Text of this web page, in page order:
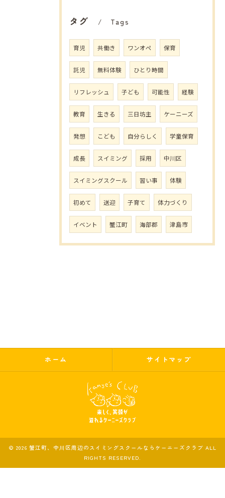
タグ Tags
育児 共働き ワンオペ 保育
託児 無料体験 ひとり時間
リフレッシュ 子ども 可能性 経験
教育 生きる 三日坊主 ケーニーズ
発想 こども 自分らしく 学童保育
成長 スイミング 採用 中川区
スイミングスクール 習い事 体験
初めて 送迎 子育て 体力づくり
イベント 蟹江町 海部郡 津島市
ホーム サイトマップ
© 2026 蟹江町、中川区周辺のスイミングスクールならケーニーズクラブ ALL
RIGHTS RESERVED.